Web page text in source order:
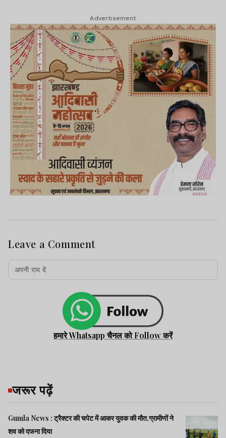
Advertisement
Leave a Comment
हमारे Whatsapp चैनल को Follow करें
जरूर पढ़ें
Gumla News : ट्रैक्टर की चपेट में आकर युवक की मौत,ग्रामीणों ने
शव को दफना दिया